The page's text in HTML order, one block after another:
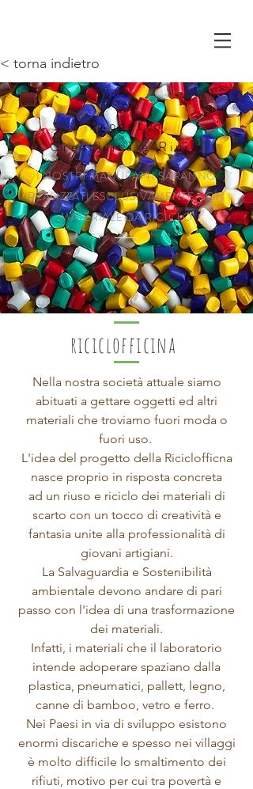
< torna indietro
Progetto
Creatività e Riuso
I NOSTRI MANUFATTI SARANNO
REALIZZATI ESCLUSIVAMENTE CON
MATERIALE DA RICICLO
riciclofficina
Nella nostra società attuale siamo
abituati a gettare oggetti ed altri
materiali che troviamo fuori moda o
fuori uso.
L'idea del progetto della Riciclofficna
nasce proprio in risposta concreta
ad un riuso e riciclo dei materiali di
scarto con un tocco di creatività e
fantasia unite alla professionalità di
giovani artigiani.
La Salvaguardia e Sostenibilità
ambientale devono andare di pari
passo con l'idea di una trasformazione
dei materiali.
Infatti, i materiali che il laboratorio
intende adoperare spaziano dalla
plastica, pneumatici, pallett, legno,
canne di bamboo, vetro e ferro.
Nei Paesi in via di sviluppo esistono
enormi discariche e spesso nei villaggi
è molto difficile lo smaltimento dei
rifiuti, motivo per cui tra povertà e